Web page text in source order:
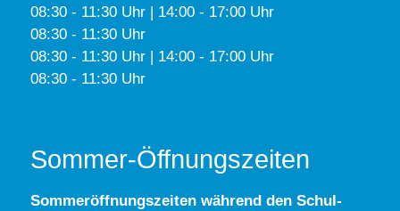
08:30 - 11:30 Uhr | 14:00 - 17:00 Uhr
08:30 - 11:30 Uhr
08:30 - 11:30 Uhr | 14:00 - 17:00 Uhr
08:30 - 11:30 Uhr
Sommer-Öffnungszeiten
Sommeröffnungszeiten während den Schul-